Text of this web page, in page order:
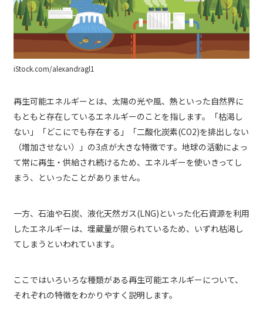
iStock.com/alexandragl1
再生可能エネルギーとは、太陽の光や風、熱といった自然界に
もともと存在しているエネルギーのことを指します。「枯渇し
ない」「どこにでも存在する」「二酸化炭素(CO2)を排出しない
（増加させない）」の3点が大きな特徴です。地球の活動によっ
て常に再生・供給され続けるため、エネルギーを使いきってし
まう、といったことがありません。
一方、石油や石炭、液化天然ガス(LNG)といった化石資源を利用
したエネルギーは、埋蔵量が限られているため、いずれ枯渇し
てしまうといわれています。
ここではいろいろな種類がある再生可能エネルギーについて、
それぞれの特徴をわかりやすく説明します。